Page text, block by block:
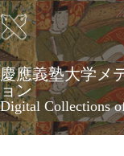
Skip
to
main
content
慶應義塾大学メ
ョン
Digital Collections